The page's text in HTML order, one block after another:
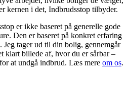
kernen i det, Indbrudsstop tilbyder.
er ikke baseret på generelle gode
Den er baseret på konkret erfaring
tager ud til din bolig, gennemgår
klart billede af, hvor du er sårbar –
at undgå indbrud. Læs mere om os.